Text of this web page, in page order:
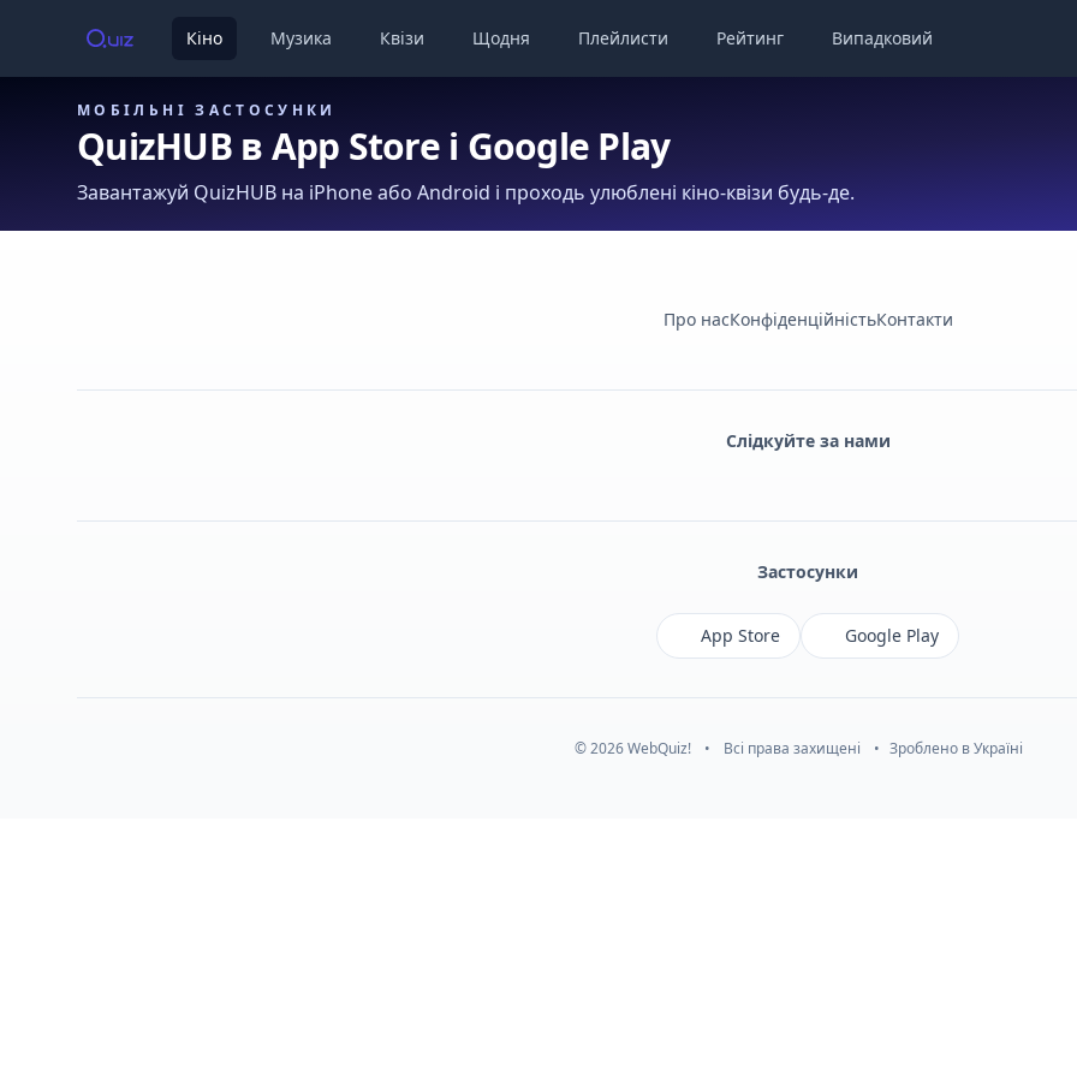
Кіно Музика Квізи Щодня Плейлисти Рейтинг Випадковий
МОБІЛЬНІ ЗАСТОСУНКИ
QuizHUB в App Store і Google Play
Завантажуй QuizHUB на iPhone або Android і проходь улюблені кіно-квізи будь-де.
Про насКонфіденційністьКонтакти
Слідкуйте за нами
Застосунки
App Store Google Play
© 2026 WebQuiz! • Всі права захищені • Зроблено в Україні